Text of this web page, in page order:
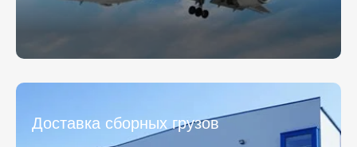
Доставка сборных грузов